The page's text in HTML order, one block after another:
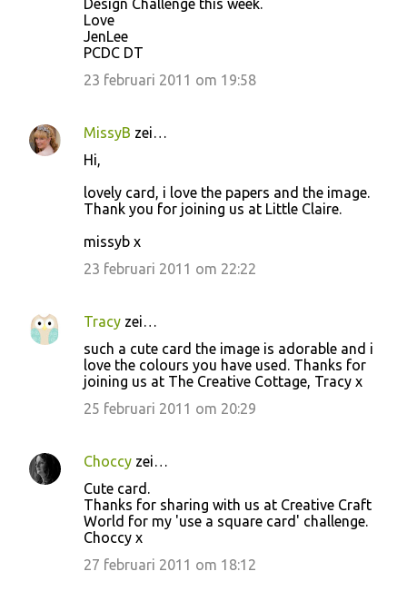
Design Challenge this week.
Love
JenLee
PCDC DT
23 februari 2011 om 19:58
MissyB zei…
Hi,
lovely card, i love the papers and the image.
Thank you for joining us at Little Claire.
missyb x
23 februari 2011 om 22:22
Tracy zei…
such a cute card the image is adorable and i
love the colours you have used. Thanks for
joining us at The Creative Cottage, Tracy x
25 februari 2011 om 20:29
Choccy zei…
Cute card.
Thanks for sharing with us at Creative Craft
World for my 'use a square card' challenge.
Choccy x
27 februari 2011 om 18:12